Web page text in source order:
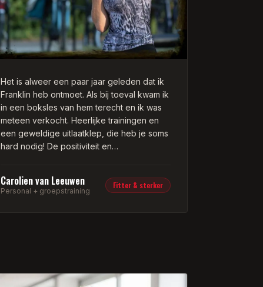
Het is alweer een paar jaar geleden dat ik
Franklin heb ontmoet. Als bij toeval kwam ik
in een boksles van hem terecht en ik was
meteen verkocht. Heerlijke trainingen en
een geweldige uitlaatklep, die heb je soms
hard nodig! De positiviteit en
alleen sporten, hij doet je weer geloven in
jezelf en in alle mogelijkheden die er zijn.
veel anderen, fitter en sterker uit de
Carolien van Leeuwen
Personal + groepstraining
Fitter & sterker